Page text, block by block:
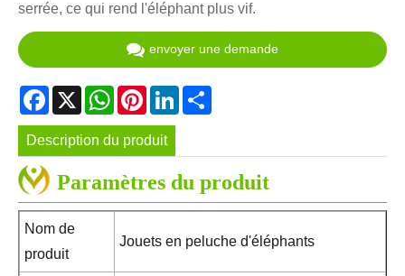
serrée, ce qui rend l'éléphant plus vif.
envoyer une demande
Facebook
X WhatsApp
PinterestLinkedIn
Description du produit
Paramètres du produit
Nom de
produit
Jouets en peluche d'éléphants